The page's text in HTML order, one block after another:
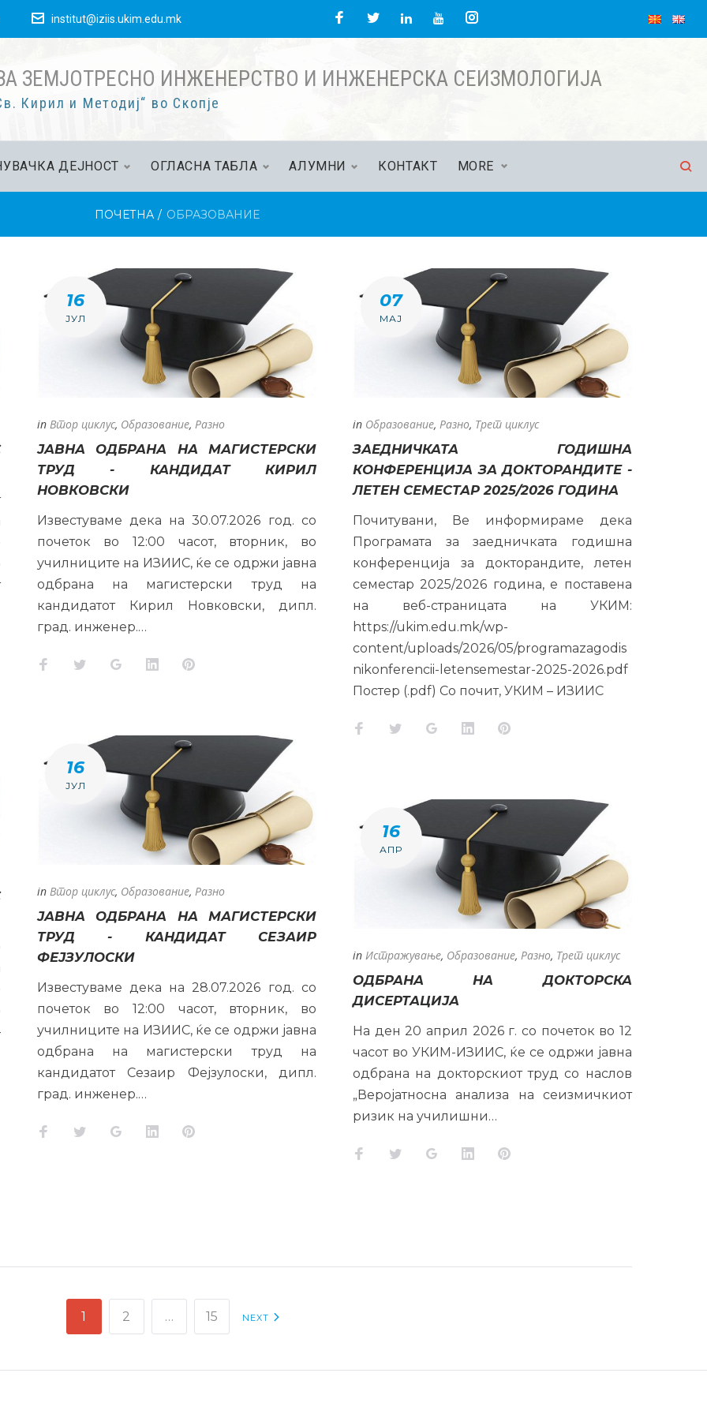
institut@iziis.ukim.edu.mk FacebookTwitter
LinkedInYouTube
Instagram
ЗЕМЈОТРЕСНО ИНЖЕНЕРСТВО И ИНЖЕНЕРСКА СЕИЗМОЛОГИЈА
Кирил и Методиј“ во Скопје
ДЕЈНОСТ ОГЛАСНА ТАБЛА АЛУМНИ КОНТАКТ MORE
ПОЧЕТНА / ОБРАЗОВАНИЕ
16
ЈУЛ
in Втор циклус, Образование, Разно
ЈАВНА ОДБРАНА НА МАГИСТЕРСКИ
ТРУД - КАНДИДАТ КИРИЛ
НОВКОВСКИ
Известуваме дека на 30.07.2026 год. со
почеток во 12:00 часот, вторник, во
училниците на ИЗИИС, ќе се одржи јавна
одбрана на магистерски труд на
кандидатот Кирил Новковски, дипл.
град. инженер.…
Facebook
TwitterGoogle+LinkedInPinterest
16
ЈУЛ
in Втор циклус, Образование, Разно
ЈАВНА ОДБРАНА НА МАГИСТЕРСКИ
ТРУД - КАНДИДАТ СЕЗАИР
ФЕЈЗУЛОСКИ
Известуваме дека на 28.07.2026 год. со
почеток во 12:00 часот, вторник, во
училниците на ИЗИИС, ќе се одржи јавна
одбрана на магистерски труд на
кандидатот Сезаир Фејзулоски, дипл.
град. инженер.…
Facebook
TwitterGoogle+LinkedInPinterest
07
МАЈ
in Образование, Разно, Трет циклус
ЗАЕДНИЧКАТА ГОДИШНА
КОНФЕРЕНЦИЈА ЗА ДОКТОРАНДИТЕ -
ЛЕТЕН СЕМЕСТАР 2025/2026 ГОДИНА
Почитувани, Ве информираме дека
Програмата за заедничката годишна
конференција за докторандите, летен
семестар 2025/2026 година, е поставена
на веб-страницата на УКИМ:
https://ukim.edu.mk/wp-
content/uploads/2026/05/programazagodis
nikonferencii-letensemestar-2025-2026.pdf
Постер (.pdf) Со почит, УКИМ – ИЗИИС
Facebook
TwitterGoogle+LinkedInPinterest
16
АПР
in Истражување, Образование, Разно, Трет циклус
ОДБРАНА НА ДОКТОРСКА
ДИСЕРТАЦИЈА
На ден 20 април 2026 г. со почеток во 12
часот во УКИМ-ИЗИИС, ќе се одржи јавна
одбрана на докторскиот труд со наслов
„Веројатносна анализа на сеизмичкиот
ризик на училишни…
Facebook
TwitterGoogle+LinkedInPinterest
1 2 … 15 NEXT